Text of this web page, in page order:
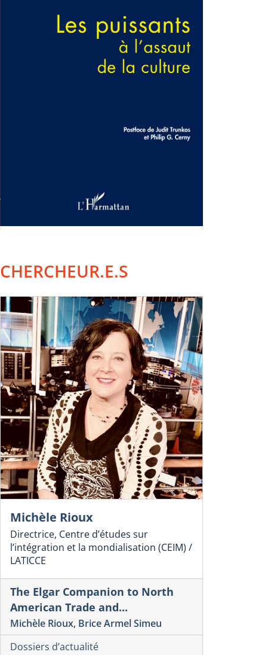
CHERCHEUR.E.S
Michèle Rioux
Directrice, Centre d’études sur
l’intégration et la mondialisation (CEIM) /
LATICCE
The Elgar Companion to North
American Trade and...
Michèle Rioux, Brice Armel Simeu
Dossiers d’actualité